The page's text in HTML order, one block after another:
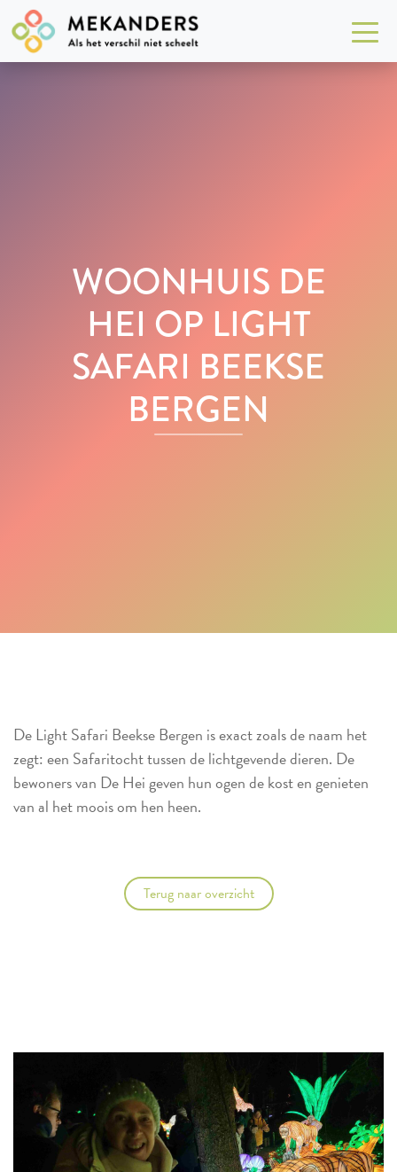
WOONHUIS DE
HEI OP LIGHT
SAFARI BEEKSE
BERGEN
De Light Safari Beekse Bergen is exact zoals de naam het
zegt: een Safaritocht tussen de lichtgevende dieren. De
bewoners van De Hei geven hun ogen de kost en genieten
van al het moois om hen heen.
Terug naar overzicht